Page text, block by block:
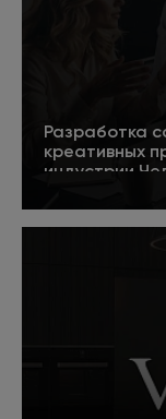
Разработка
креативных
индустрии
Подробнее